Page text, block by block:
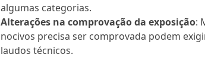
algumas categorias.
Alterações na comprovação da exposição:
nocivos precisa ser comprovada podem
laudos técnicos.